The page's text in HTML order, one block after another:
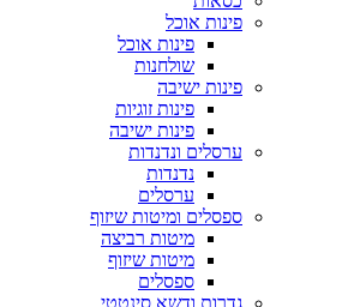
פינות אוכל
פינות אוכל
שולחנות
פינות ישיבה
פינות זוגיות
פינות ישיבה
ערסלים ונדנדות
נדנדות
ערסלים
ספסלים ומיטות שיזוף
מיטות רביצה
מיטות שיזוף
ספסלים